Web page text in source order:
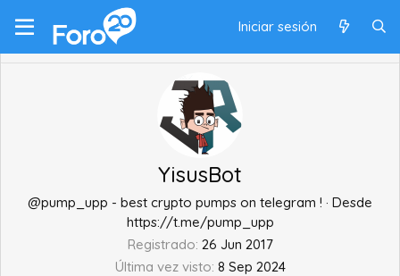
Iniciar sesión
YisusBot
@pump_upp - best crypto pumps on telegram ! · Desde
https://t.me/pump_upp
Registrado 26 Jun 2017
Última vez visto 8 Sep 2024